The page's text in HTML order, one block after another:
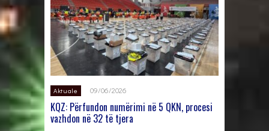
Aktuale 09/06/2026
KQZ: Përfundon numërimi në 5 QKN, procesi
vazhdon në 32 të tjera